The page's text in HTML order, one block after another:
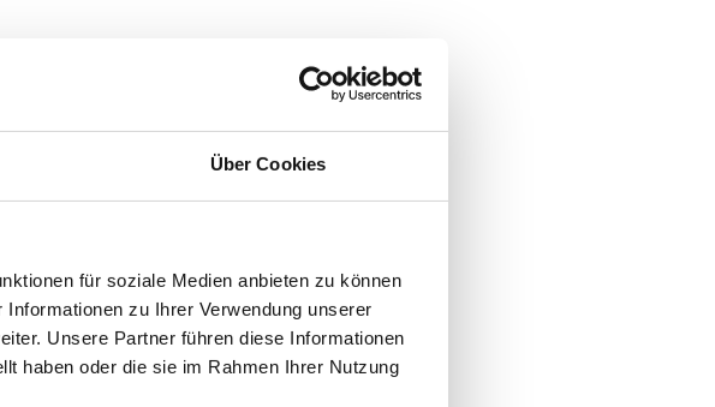
Über Cookies
für soziale Medien anbieten zu können
zu Ihrer Verwendung unserer
Unsere Partner führen diese Informationen
haben oder die sie im Rahmen Ihrer Nutzung